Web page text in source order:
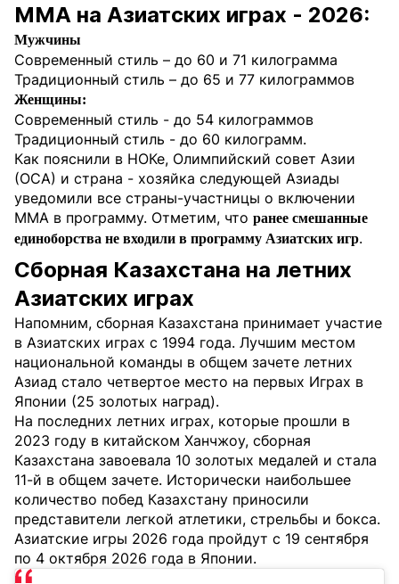
MMA на Азиатских играх - 2026:
Мужчины
Современный стиль – до 60 и 71 килограмма
Традиционный стиль – до 65 и 77 килограммов
Женщины:
Современный стиль - до 54 килограммов
Традиционный стиль - до 60 килограмм.
Как пояснили в НОКе, Олимпийский совет Азии
(ОСА) и страна - хозяйка следующей Азиады
уведомили все страны-участницы о включении
MMA в программу. Отметим, что ранее смешанные
единоборства не входили в программу Азиатских игр.
Сборная Казахстана на летних
Азиатских играх
Напомним, сборная Казахстана принимает участие
в Азиатских играх с 1994 года. Лучшим местом
национальной команды в общем зачете летних
Азиад стало четвертое место на первых Играх в
Японии (25 золотых наград).
На последних летних играх, которые прошли в
2023 году в китайском Ханчжоу, сборная
Казахстана завоевала 10 золотых медалей и стала
11-й в общем зачете. Исторически наибольшее
количество побед Казахстану приносили
представители легкой атлетики, стрельбы и бокса.
Азиатские игры 2026 года пройдут с 19 сентября
по 4 октября 2026 года в Японии.